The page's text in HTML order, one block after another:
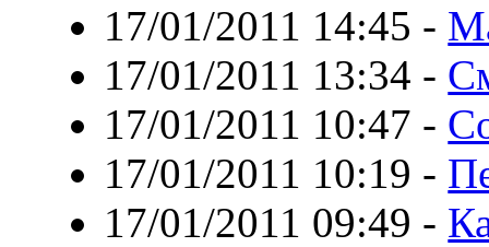
17/01/2011 14:45 -
17/01/2011 13:34 -
17/01/2011 10:47 -
17/01/2011 10:19 -
17/01/2011 09:49 -